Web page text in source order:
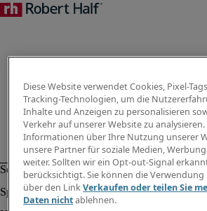
Diese Website verwendet Cookies, Pixel-
Tracking-Technologien, um die
Inhalte und Anzeigen zu personalisieren
Verkehr auf unserer Website zu
Informationen über Ihre Nutzung unserer
unsere Partner für soziale Medien,
weiter. Sollten wir ein Opt-out-Signal
berücksichtigt. Sie können die
über den LinkVerkaufen oder teilen Sie
Daten nichtablehnen.